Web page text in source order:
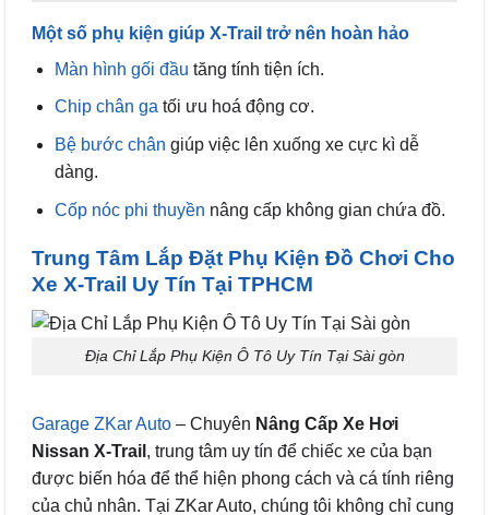
Một số phụ kiện giúp X-Trail trở nên hoàn hảo
Màn hình gối đầu tăng tính tiện ích.
Chip chân ga tối ưu hoá động cơ.
Bệ bước chân giúp việc lên xuống xe cực kì dễ
dàng.
Cốp nóc phi thuyền nâng cấp không gian chứa đồ.
Trung Tâm Lắp Đặt Phụ Kiện Đồ Chơi Cho
Xe X-Trail Uy Tín Tại TPHCM
Địa Chỉ Lắp Phụ Kiện Ô Tô Uy Tín Tại Sài gòn
Garage ZKar Auto – Chuyên Nâng Cấp Xe Hơi
Nissan X-Trail , trung tâm uy tín để chiếc xe của bạn
được biến hóa để thể hiện phong cách và cá tính riêng
của chủ nhân. Tại ZKar Auto, chúng tôi không chỉ cung